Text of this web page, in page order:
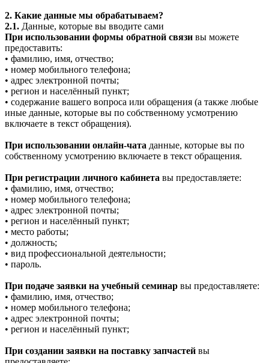
2. Какие данные мы обрабатываем?
2.1. Данные, которые вы вводите сами
При использовании формы обратной связи вы можете
предоставить:
• фамилию, имя, отчество;
• номер мобильного телефона;
• адрес электронной почты;
• регион и населённый пункт;
• содержание вашего вопроса или обращения (а также любые
иные данные, которые вы по собственному усмотрению
включаете в текст обращения).
При использовании онлайн-чата данные, которые вы по
собственному усмотрению включаете в текст обращения.
При регистрации личного кабинета вы предоставляете:
• фамилию, имя, отчество;
• номер мобильного телефона;
• адрес электронной почты;
• регион и населённый пункт;
• место работы;
• должность;
• вид профессиональной деятельности;
• пароль.
При подаче заявки на учебный семинар вы предоставляете:
• фамилию, имя, отчество;
• номер мобильного телефона;
• адрес электронной почты;
• регион и населённый пункт;
При создании заявки на поставку запчастей вы